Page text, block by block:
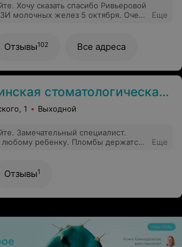
Хочу сказать спасибо Ривьеровой
молочных желез 5 октября. Очень
лечение
Еще
Отзывы102 Все адреса
стоматологическая поликлиника
1 Выходной
Замечательный специалист.
любому ребенку. Пломбы держатся
подскажет и посоветует. Мы
встретили такого врача.
Еще
Отзывы1